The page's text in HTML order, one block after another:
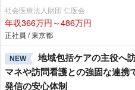
社会医療法人財団 仁医会
年収366万円～486万円
正社員 / 東京都
NEW
地域包括ケアの主役へ
マネや訪問看護との強固な連
発信の安心体制